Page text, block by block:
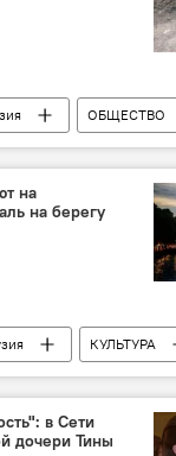
ОБЩЕСТВО
на
на берегу
КУЛЬТУРА
Фестиваль
в Сети
дочери Тины